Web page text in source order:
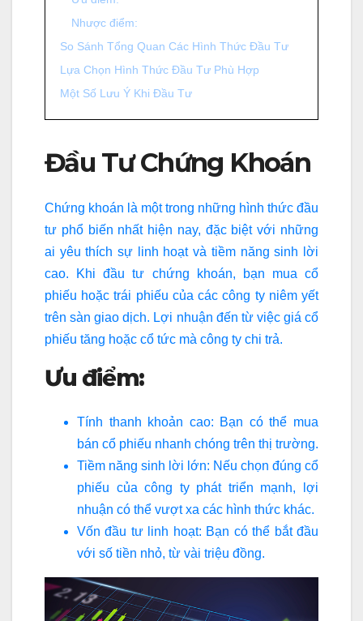
Nhược điểm:
So Sánh Tổng Quan Các Hình Thức Đầu Tư
Lựa Chọn Hình Thức Đầu Tư Phù Hợp
Một Số Lưu Ý Khi Đầu Tư
Đầu Tư Chứng Khoán
Chứng khoán là một trong những hình thức đầu
tư phổ biến nhất hiện nay, đặc biệt với những
ai yêu thích sự linh hoạt và tiềm năng sinh lời
cao. Khi đầu tư chứng khoán, bạn mua cổ
phiếu hoặc trái phiếu của các công ty niêm yết
trên sàn giao dịch. Lợi nhuận đến từ việc giá cổ
phiếu tăng hoặc cổ tức mà công ty chi trả.
Ưu điểm:
Tính thanh khoản cao: Bạn có thể mua
bán cổ phiếu nhanh chóng trên thị trường.
Tiềm năng sinh lời lớn: Nếu chọn đúng cổ
phiếu của công ty phát triển mạnh, lợi
nhuận có thể vượt xa các hình thức khác.
Vốn đầu tư linh hoạt: Bạn có thể bắt đầu
với số tiền nhỏ, từ vài triệu đồng.